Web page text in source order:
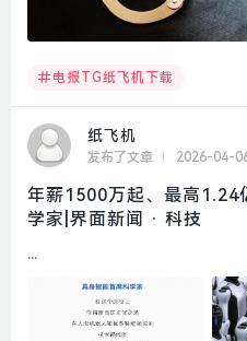
电报TG纸飞机下载
纸飞机
发布了文章 2026-04-
年薪1500万起、最高1.24
学家|界面新闻 · 科技
...